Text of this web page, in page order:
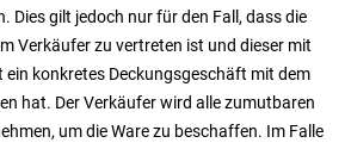
Dies gilt jedoch nur für den Fall, dass die
Verkäufer zu vertreten ist und dieser mit
ein konkretes Deckungsgeschäft mit dem
hat. Der Verkäufer wird alle zumutbaren
um die Ware zu beschaffen. Im Falle